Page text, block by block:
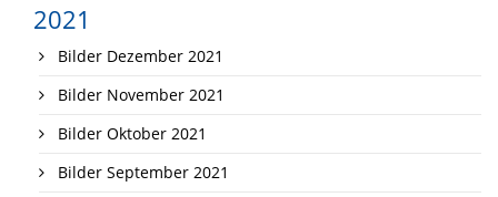
2021
Bilder Dezember 2021
Bilder November 2021
Bilder Oktober 2021
Bilder September 2021